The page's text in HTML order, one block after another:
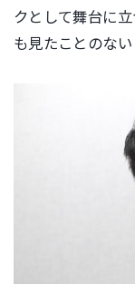
クとして舞台に
も見たことのな